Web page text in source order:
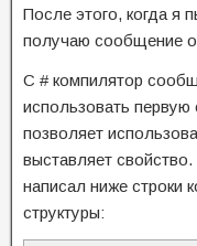
После этого, когда я
получаю сообщение
C # компилятор
использовать первую
позволяет
выставляет свойство.
написал ниже строки
структуры: